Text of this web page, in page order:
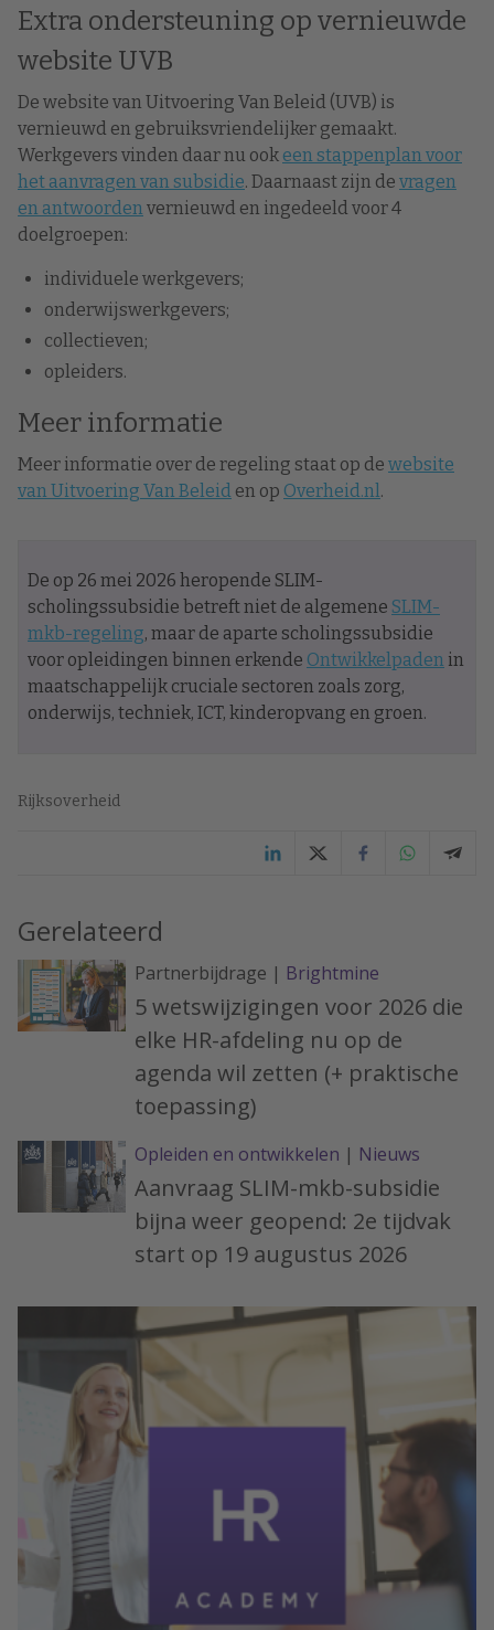
Extra ondersteuning op vernieuwde
website UVB
De website van Uitvoering Van Beleid (UVB) is
vernieuwd en gebruiksvriendelijker gemaakt.
Werkgevers vinden daar nu ook een stappenplan voor
het aanvragen van subsidie. Daarnaast zijn de vragen
en antwoorden vernieuwd en ingedeeld voor 4
doelgroepen:
individuele werkgevers;
onderwijswerkgevers;
collectieven;
opleiders.
Meer informatie
Meer informatie over de regeling staat op de website
van Uitvoering Van Beleid en op Overheid.nl .
De op 26 mei 2026 heropende SLIM-
scholingssubsidie betreft niet de algemene SLIM-
mkb-regeling, maar de aparte scholingssubsidie
voor opleidingen binnen erkende Ontwikkelpaden in
maatschappelijk cruciale sectoren zoals zorg,
onderwijs, techniek, ICT, kinderopvang en groen.
Rijksoverheid
Gerelateerd
Partnerbijdrage | Brightmine
5 wetswijzigingen voor 2026 die
elke HR-afdeling nu op de
agenda wil zetten (+ praktische
toepassing)
Opleiden en ontwikkelen | Nieuws
Aanvraag SLIM-mkb-subsidie
bijna weer geopend: 2e tijdvak
start op 19 augustus 2026